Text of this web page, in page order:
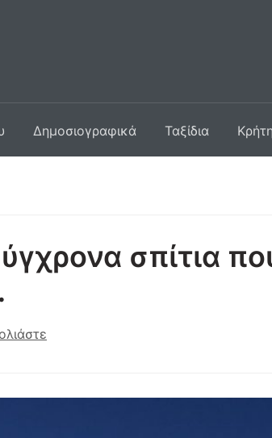
Δημοσιογραφικά Ταξίδια Κρήτη
σπίτια